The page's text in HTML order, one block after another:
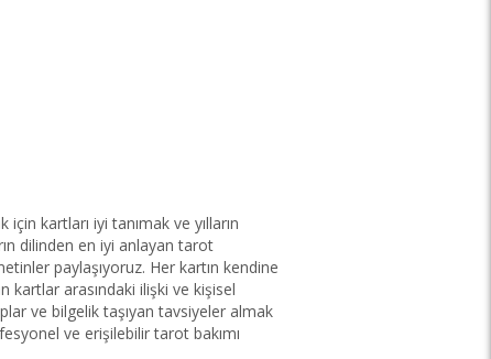
Ottimo
"Funzionano ve lo confermo attendibili"
gaet78,
için kartları iyi tanımak ve yılların
dilinden en iyi anlayan tarot
paylaşıyoruz. Her kartın kendine
kartlar arasındaki ilişki ve kişisel
ve bilgelik taşıyan tavsiyeler almak
ve erişilebilir tarot bakımı